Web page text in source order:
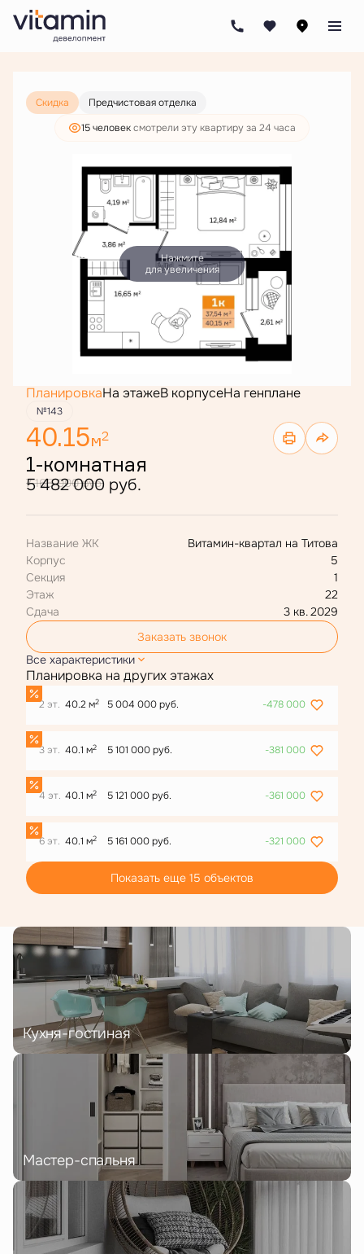
1-комнатная 7 165 000 руб.
5 482 000 руб.
Скидка
Предчистовая отделка
15 человексмотрели эту квартиру за 24 часа
Нажмите
для увеличения
ПланировкаНа этажеВ корпусеНа генплане
№143
40.15м2
1-комнатная
7 165 000 руб.
5 482 000 руб.
Название ЖК
Витамин-квартал на Титова
Корпус
5
Секция
1
Этаж
22
Сдача
3 кв. 2029
Заказать звонок
Все характеристики
Планировка на других этажах
2 эт. 40.2 м2 5 004 000 руб. -478 000
3 эт. 40.1 м2 5 101 000 руб. -381 000
4 эт. 40.1 м2 5 121 000 руб. -361 000
6 эт. 40.1 м2 5 161 000 руб. -321 000
Показать еще 15 объектов
Кухня-гостиная
Мастер-спальня